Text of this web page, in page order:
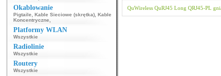
Okablowanie
Pigtaile Kable Sieciowe (skrętka) Kable
Koncentryczne
Platformy WLAN
Wszystkie
Radiolinie
Wszystkie
Routery
Wszystkie
QuWireless QuRJ45 Long QRJ45-PL